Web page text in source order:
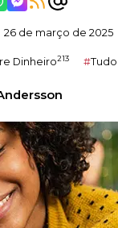
26 de março de 2025
Dinheiro213 #